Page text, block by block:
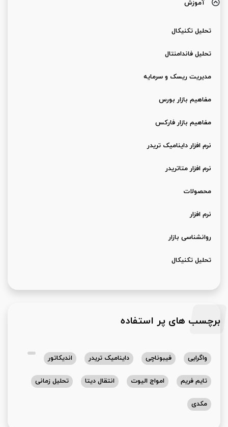
آموزش
تحلیل تکنیکال
تحلیل فاندامنتال
مدیریت ریسک و سرمایه
مفاهیم بازار بورس
مفاهیم بازار فارکس
نرم افزار داینامیک تریدر
نرم افزار متاتریدر
محصولات
نرم افزار
روانشناسی بازار
تحلیل تکنیکال
برچسب های پر استفاده
واگرایی فیبوناچی داینامیک تریدر اندیکاتور
تایم فریم امواج الیوت انتقال دیتا تحلیل زمانی
مکدی